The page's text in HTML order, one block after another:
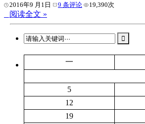
2016年9 月1日 9 条评论 19,390次
阅读全文 »
一
5
12
19